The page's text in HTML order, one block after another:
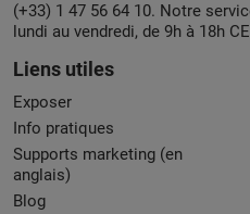
(+33) 1 47 56 64 10. Notre
lundi au vendredi, de 9h à 18h
Liens utiles
Exposer
Info pratiques
Supports marketing (en
anglais)
Blog